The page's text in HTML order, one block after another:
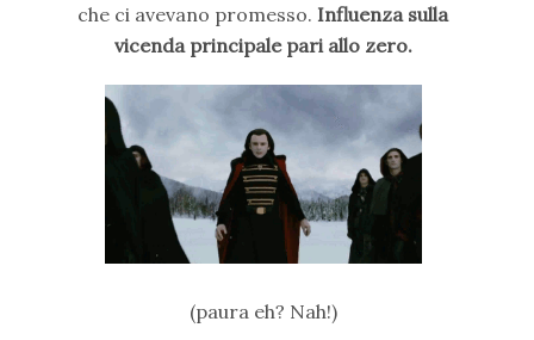
che ci avevano promesso. Influenza sulla
vicenda principale pari allo zero.
(paura eh? Nah!)